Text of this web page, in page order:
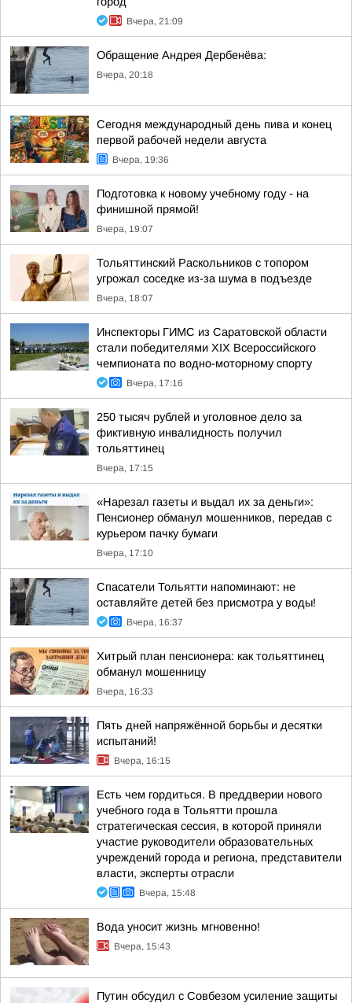
Вчера, 21:09
Обращение Андрея Дербенёва:
Вчера, 20:18
Сегодня международный день пива и конец
первой рабочей недели августа
Вчера, 19:36
Подготовка к новому учебному году - на
финишной прямой!
Вчера, 19:07
Тольяттинский Раскольников с топором
угрожал соседке из-за шума в подъезде
Вчера, 18:07
Инспекторы ГИМС из Саратовской области
стали победителями XIX Всероссийского
чемпионата по водно-моторному спорту
Вчера, 17:16
250 тысяч рублей и уголовное дело за
фиктивную инвалидность получил
тольяттинец
Вчера, 17:15
«Нарезал газеты и выдал их за деньги»:
Пенсионер обманул мошенников, передав с
курьером пачку бумаги
Вчера, 17:10
Спасатели Тольятти напоминают: не
оставляйте детей без присмотра у воды!
Вчера, 16:37
Хитрый план пенсионера: как тольяттинец
обманул мошенницу
Вчера, 16:33
Пять дней напряжённой борьбы и десятки
испытаний!
Вчера, 16:15
Есть чем гордиться. В преддверии нового
учебного года в Тольятти прошла
стратегическая сессия, в которой приняли
участие руководители образовательных
учреждений города и региона, представители
власти, эксперты отрасли
Вчера, 15:48
Вода уносит жизнь мгновенно!
Вчера, 15:43
Путин обсудил с Совбезом усиление защиты